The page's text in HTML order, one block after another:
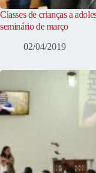
Classes de crianças a
seminário de março
02/04/2019